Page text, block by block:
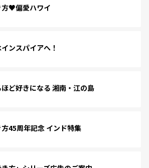
方♥偏愛ハワイ
ンスパイアへ！
ど好きになる 湘南・江の島
45周年記念 インド特集